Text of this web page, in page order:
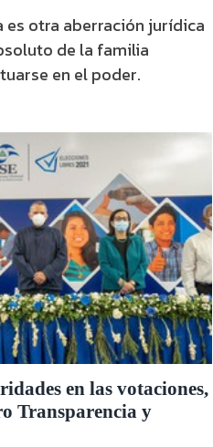
otra aberración jurídica
de la familia
en el poder.
en las votaciones,
Transparencia y